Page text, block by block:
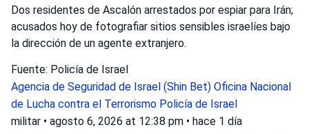
Dos residentes de Ascalón arrestados por espiar para Irán;
acusados hoy de fotografiar sitios sensibles israelíes bajo
la dirección de un agente extranjero.
Fuente: Policía de Israel
Agencia de Seguridad de Israel (Shin Bet) Oficina Nacional
de Lucha contra el Terrorismo Policía de Israel
militar • agosto 6, 2026 at 12:38 pm • hace 1 día